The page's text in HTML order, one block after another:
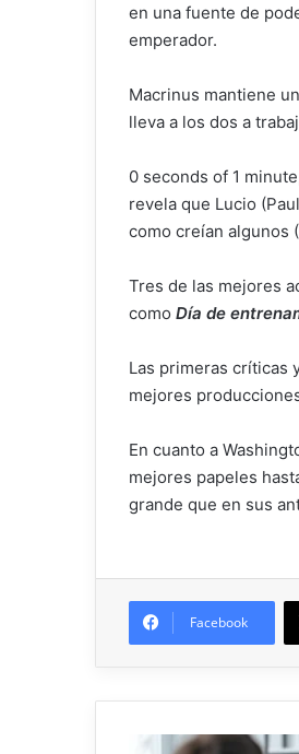
en una fuente de
emperador.
Macrinus mantiene
lleva a los dos a
0 seconds of 1
revela que Lucio
como creían algunos
Tres de las mejores
como Día de
Las primeras críticas
mejores
En cuanto a
mejores papeles
grande que en sus
Facebook